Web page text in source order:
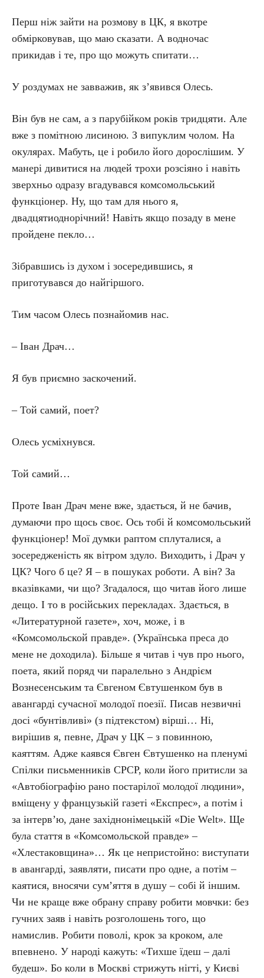
Перш ніж зайти на розмову в ЦК, я вкотре
обмірковував, що маю сказати. А водночас
прикидав і те, про що можуть спитати…
У роздумах не завважив, як з’явився Олесь.
Він був не сам, а з парубійком років тридцяти. Але
вже з помітною лисиною. З випуклим чолом. На
окулярах. Мабуть, це і робило його дорослішим. У
манері дивитися на людей трохи розсіяно і навіть
зверхньо одразу вгадувався комсомольський
функціонер. Ну, що там для нього я,
двадцятиоднорічний! Навіть якщо позаду в мене
пройдене пекло…
Зібравшись із духом і зосередившись, я
приготувався до найгіршого.
Тим часом Олесь познайомив нас.
– Іван Драч…
Я був приємно заскочений.
– Той самий, поет?
Олесь усміхнувся.
Той самий…
Проте Іван Драч мене вже, здається, й не бачив,
думаючи про щось своє. Ось тобі й комсомольський
функціонер! Мої думки раптом сплуталися, а
зосередженість як вітром здуло. Виходить, і Драч у
ЦК? Чого б це? Я – в пошуках роботи. А він? За
вказівками, чи що? Згадалося, що читав його лише
дещо. І то в російських перекладах. Здається, в
«Литературной газете», хоч, може, і в
«Комсомольской правде». (Українська преса до
мене не доходила). Більше я читав і чув про нього,
поета, який поряд чи паралельно з Андрієм
Вознесенським та Євгеном Євтушенком був в
авангарді сучасної молодої поезії. Писав незвичні
досі «бунтівливі» (з підтекстом) вірші… Ні,
вирішив я, певне, Драч у ЦК – з повинною,
каяттям. Адже каявся Євген Євтушенко на пленумі
Спілки письменників СРСР, коли його притисли за
«Автобіографію рано постарілої молодої людини»,
вміщену у французькій газеті «Експрес», а потім і
за інтерв’ю, дане західнонімецькій «Die Welt». Ще
була стаття в «Комсомольской правде» –
«Хлестаковщина»… Як це непристойно: виступати
в авангарді, заявляти, писати про одне, а потім –
каятися, вносячи сум’яття в душу – собі й іншим.
Чи не краще вже обрану справу робити мовчки: без
гучних заяв і навіть розголошень того, що
намислив. Робити поволі, крок за кроком, але
впевнено. У народі кажуть: «Тихше їдеш – далі
будеш». Бо коли в Москві стрижуть нігті, у Києві